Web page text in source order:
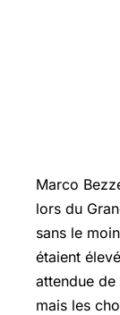
Marco
lors du
sans le
étaient
attendue
mais les